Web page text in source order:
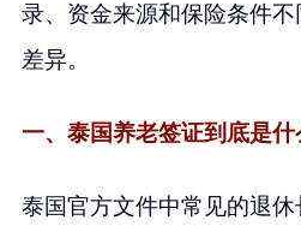
录、资金来源和保险条件
差异。
一、泰国养老签证到底是什
泰国官方文件中常见的退